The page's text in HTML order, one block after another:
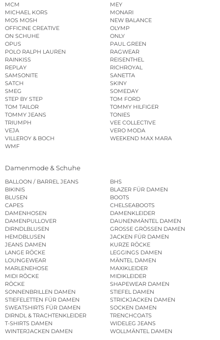
MCM
MEY
MICHAEL KORS
MONARI
MOS MOSH
NEW BALANCE
OFFICINE CREATIVE
OLYMP
ON SCHUHE
ONLY
OPUS
PAUL GREEN
POLO RALPH LAUREN
RAGWEAR
RAINKISS
REISENTHEL
REPLAY
RICHROYAL
SAMSONITE
SANETTA
SATCH
SKINY
SMEG
SOMEDAY
STEP BY STEP
TOM FORD
TOM TAILOR
TOMMY HILFIGER
TOMMY JEANS
TONIES
TRIUMPH
VEE COLLECTIVE
VEJA
VERO MODA
VILLEROY & BOCH
WEEKEND MAX MARA
WMF
Damenmode & Schuhe
BALLOON / BARREL JEANS
BHS
BIKINIS
BLAZER FÜR DAMEN
BLUSEN
BOOTS
CAPES
CHELSEABOOTS
DAMENHOSEN
DAMENKLEIDER
DAMENPULLOVER
DAUNENMÄNTEL DAMEN
DIRNDLBLUSEN
GROSSE GRÖSSEN DAMEN
HEMDBLUSEN
JACKEN FÜR DAMEN
JEANS DAMEN
KURZE RÖCKE
LANGE RÖCKE
LEGGINGS DAMEN
LOUNGEWEAR
MÄNTEL DAMEN
MARLENEHOSE
MAXIKLEIDER
MIDI RÖCKE
MIDIKLEIDER
RÖCKE
SHAPEWEAR DAMEN
SONNENBRILLEN DAMEN
STIEFEL DAMEN
STIEFELETTEN FÜR DAMEN
STRICKJACKEN DAMEN
SWEATSHIRTS FÜR DAMEN
SOCKEN DAMEN
DIRNDL & TRACHTENKLEIDER
TRENCHCOATS
T-SHIRTS DAMEN
WIDELEG JEANS
WINTERJACKEN DAMEN
WOLLMÄNTEL DAMEN